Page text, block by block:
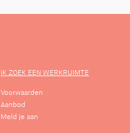
IK ZOEK EEN WERKRUIMTE
Voorwaarden
Aanbod
Meld je aan